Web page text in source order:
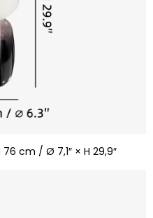
cm / Ø 7,1″ × H 29,9″